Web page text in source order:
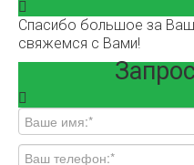
Спасибо большое за
свяжемся с Вами!